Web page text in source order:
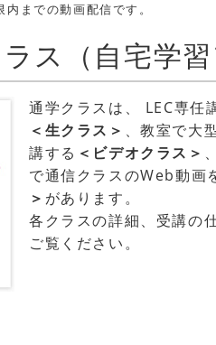
までの動画配信です。
ス（自宅学習
通学クラスは、 LEC専任
＜生クラス＞ 、教室で大
講する ＜ビデオクラス＞
で通信クラスのWeb動画
＞ があります。
各クラスの詳細、受講の
ご覧ください。